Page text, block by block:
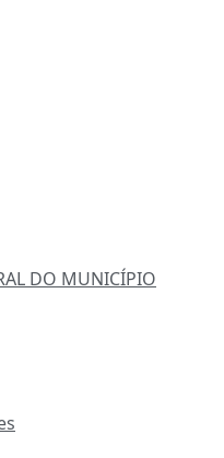
DO MUNICÍPIO